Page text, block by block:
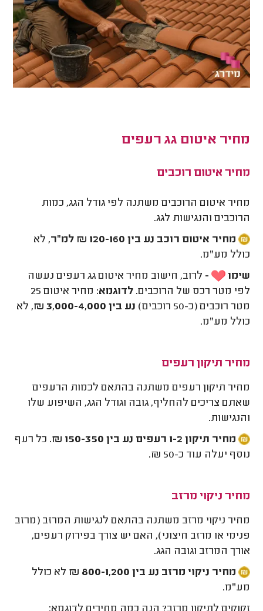
מחיר איטום גג רעפים
מחיר איטום רוכבים
מחיר איטום הרוכבים משתנה לפי גודל הגג, כמות
הרוכבים והנגישות לגג.
מחיר איטום רוכב נע בין 120-160 ₪ למ"ר,
לא
כולל מע"מ.
שימו
- לרוב, חישוב מחיר איטום גג רעפים נעשה
לפי מטר רכס של הרוכבים.לדוגמא:
מחיר איטום 25
מטר רוכבים (כ-50 רוכבים)
נע בין 3,000-4,000 ₪,
לא
כולל מע"מ.
מחיר תיקון רעפים
מחיר תיקון רעפים משתנה בהתאם לכמות הרעפים
שאתם צריכים להחליף, גובה וגודל הגג, השיפוע שלו
והנגישות.
מחיר תיקון 1-2 רעפים נע בין 150-350 ₪.
כל רעף
נוסף יעלה עוד כ-50 ₪.
מחיר ניקוי מרזב
מחיר ניקוי מרזב משתנה בהתאם לנגישות המרזב (מרזב
פנימי או מרזב חיצוני), האם יש צורך בפירוק רעפים,
אורך המרזב וגובה הגג.
מחיר ניקוי מרזב נע בין 800-1,200 ₪
לא כולל
מע"מ.